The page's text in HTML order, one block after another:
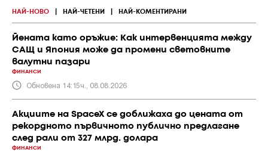
НАЙ-НОВО НАЙ-ЧЕТЕНИ НАЙ-КОМЕНТИРАНИ
Йената като оръжие: Как интервенцията между
САЩ и Япония може да промени световните
валутни пазари
ФИНАНСИ
Обновена 14:15ч., 08.08.2026
Акциите на SpaceX се доближаха до цената от
рекордното първичното публично предлагане
след рали от 327 млрд. долара
ФИНАНСИ